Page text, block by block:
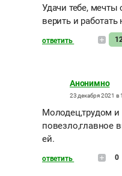
Удачи тебе,
верить и
ответить
Анонимно
23 декабря 2021 в
Молодец,трудом и
повезло,главное
ей.
ответить 0